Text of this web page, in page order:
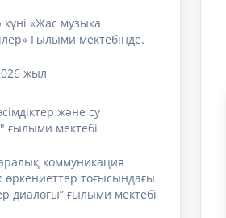
«Жас музыка
Ғылыми мектебінде.
жыл
және су
ғылыми мектебі
коммуникация
өркениеттер тоғысындағы
диалогы” ғылыми мектебі